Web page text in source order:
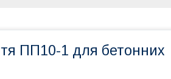
ПП10-1 для бетонних